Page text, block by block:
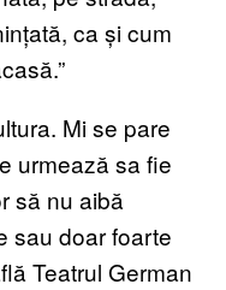
ca și cum
Mi se pare
urmează sa fie
să nu aibă
sau doar foarte
Teatrul German